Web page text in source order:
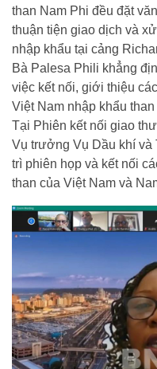
than Nam Phi đều đặt
thuận tiện giao dịch và
nhập khẩu tại cảng
Bà Palesa Phili khẳng
việc kết nối, giới thiệu
Việt Nam nhập khẩu
Tại Phiên kết nối giao
Vụ trưởng Vụ Dầu khí và
trì phiên họp và kết nối
than của Việt Nam và